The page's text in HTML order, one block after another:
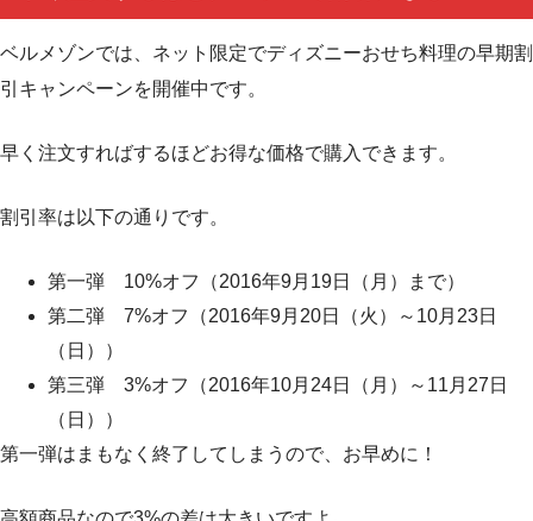
ベルメゾンでは、ネット限定でディズニーおせち料理の早期割
引キャンペーンを開催中です。
早く注文すればするほどお得な価格で購入できます。
割引率は以下の通りです。
第一弾 10%オフ（2016年9月19日（月）まで）
第二弾 7%オフ（2016年9月20日（火）～10月23日
（日））
第三弾 3%オフ（2016年10月24日（月）～11月27日
（日））
第一弾はまもなく終了してしまうので、お早めに！